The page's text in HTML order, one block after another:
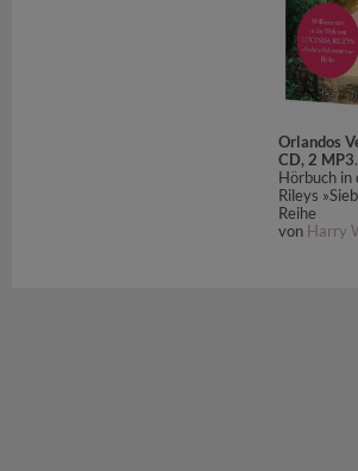
Orlandos
CD, 2 MP3
Hörbuch in
Rileys
Reihe
von Harry